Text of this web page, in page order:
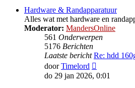
Hardware & Randapparatuur
Alles wat met hardware en
Moderator: MandersOnline
561 Onderwerpen
5176 Berichten
Laatste bericht Re: hdd
doorTimelord
laatste
do 29 jan 2026, 0:01